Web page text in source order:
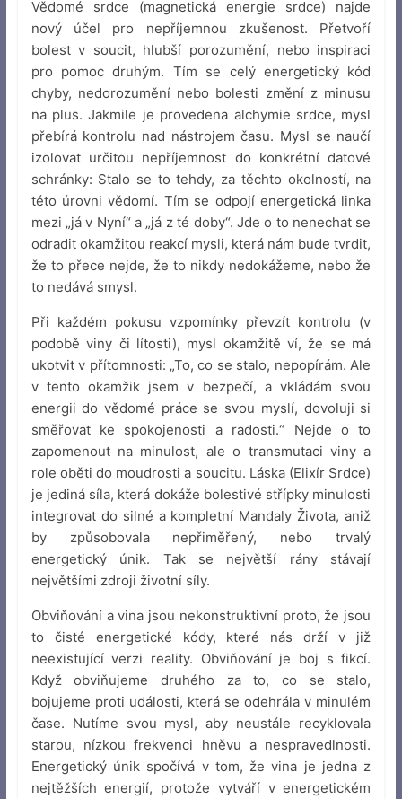
Vědomé srdce (magnetická energie srdce) najde
nový účel pro nepříjemnou zkušenost. Přetvoří
bolest v soucit, hlubší porozumění, nebo inspiraci
pro pomoc druhým. Tím se celý energetický kód
chyby, nedorozumění nebo bolesti změní z minusu
na plus. Jakmile je provedena alchymie srdce, mysl
přebírá kontrolu nad nástrojem času. Mysl se naučí
izolovat určitou nepříjemnost do konkrétní datové
schránky: Stalo se to tehdy, za těchto okolností, na
této úrovni vědomí. Tím se odpojí energetická linka
mezi „já v Nyní“ a „já z té doby“. Jde o to nenechat se
odradit okamžitou reakcí mysli, která nám bude tvrdit,
že to přece nejde, že to nikdy nedokážeme, nebo že
to nedává smysl.
Při každém pokusu vzpomínky převzít kontrolu (v
podobě viny či lítosti), mysl okamžitě ví, že se má
ukotvit v přítomnosti: „To, co se stalo, nepopírám. Ale
v tento okamžik jsem v bezpečí, a vkládám svou
energii do vědomé práce se svou myslí, dovoluji si
směřovat ke spokojenosti a radosti.“ Nejde o to
zapomenout na minulost, ale o transmutaci viny a
role oběti do moudrosti a soucitu. Láska (Elixír Srdce)
je jediná síla, která dokáže bolestivé střípky minulosti
integrovat do silné a kompletní Mandaly Života, aniž
by způsobovala nepřiměřený, nebo trvalý
energetický únik. Tak se největší rány stávají
největšími zdroji životní síly.
Obviňování a vina jsou nekonstruktivní proto, že jsou
to čisté energetické kódy, které nás drží v již
neexistující verzi reality. Obviňování je boj s fikcí.
Když obviňujeme druhého za to, co se stalo,
bojujeme proti události, která se odehrála v minulém
čase. Nutíme svou mysl, aby neustále recyklovala
starou, nízkou frekvenci hněvu a nespravedlnosti.
Energetický únik spočívá v tom, že vina je jedna z
nejtěžších energií, protože vytváří v energetickém